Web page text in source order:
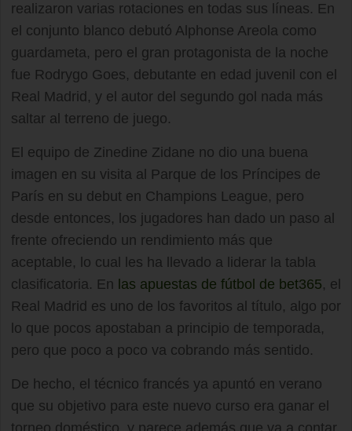
realizaron varias rotaciones en todas sus líneas. En
el conjunto blanco debutó Alphonse Areola como
guardameta, pero el gran protagonista de la noche
fue Rodrygo Goes, debutante en edad juvenil con el
Real Madrid, y el autor del segundo gol nada más
saltar al terreno de juego.
El equipo de Zinedine Zidane no dio una buena
imagen en su visita al Parque de los Príncipes de
París en su debut en Champions League, pero
desde entonces, los jugadores han dado un paso al
frente ofreciendo un rendimiento más que
aceptable, lo cual les ha llevado a liderar la tabla
clasificatoria. En las apuestas de fútbol de bet365, el
Real Madrid es uno de los favoritos al título, algo por
lo que pocos apostaban a principio de temporada,
pero que poco a poco va cobrando más sentido.
De hecho, el técnico francés ya apuntó en verano
que su objetivo para este nuevo curso era ganar el
torneo doméstico, y parece además que va a contar